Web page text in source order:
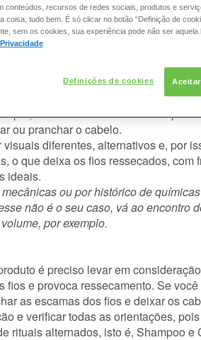
a linha
para a
necessitam decuidados
ou pranchar o cabelo.
diferentes, alternativos e, por
o que deixa os fios ressecados,
ideais.
ou por histórico de
não é o seu caso, vá ao
por exemplo.
é preciso levar em
e provoca ressecamento. Se
as escamas dos fios e deixar os
e verificar todas as orientações,
rituais alternados, isto é, Shampoo
conteúdos, recursos de redes sociais, produtos e
coisa, tudo bem. É só clicar no botão “Definição de
sem os cookies, sua experiência pode não ser aquela
Definições de cookies